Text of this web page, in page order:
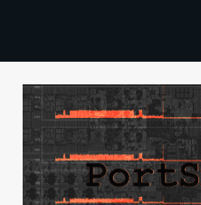
TECHBBS
TIETOA
HINTA.FI
KAUPPA